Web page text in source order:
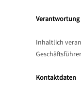
Inhaltlich
Kontaktdaten